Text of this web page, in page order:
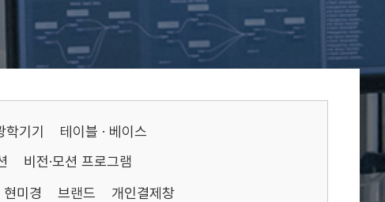
학기기 테이블 · 베이스
비전·모션 프로그램
현미경 브랜드 개인결제창